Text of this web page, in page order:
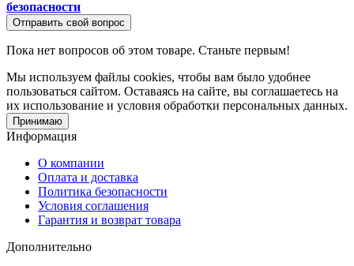
безопасности
Отправить свой вопрос
Пока нет вопросов об этом товаре. Станьте первым!
Мы используем файлы cookies, чтобы вам было удобнее
пользоваться сайтом. Оставаясь на сайте, вы соглашаетесь на
их использование и условия обработки персональных данных.
Принимаю
Информация
О компании
Оплата и доставка
Политика безопасности
Условия соглашения
Гарантия и возврат товара
Дополнительно